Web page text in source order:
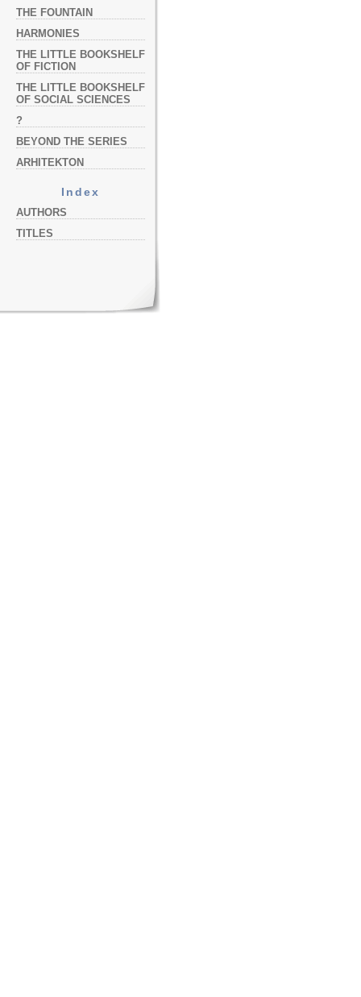
THE FOUNTAIN
HARMONIES
THE LITTLE BOOKSHELF
OF FICTION
THE LITTLE BOOKSHELF
OF SOCIAL SCIENCES
?
BEYOND THE SERIES
ARHITEKTON
Index
AUTHORS
TITLES